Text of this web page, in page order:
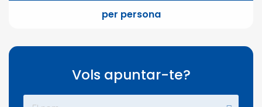
per persona
Vols apuntar-te?